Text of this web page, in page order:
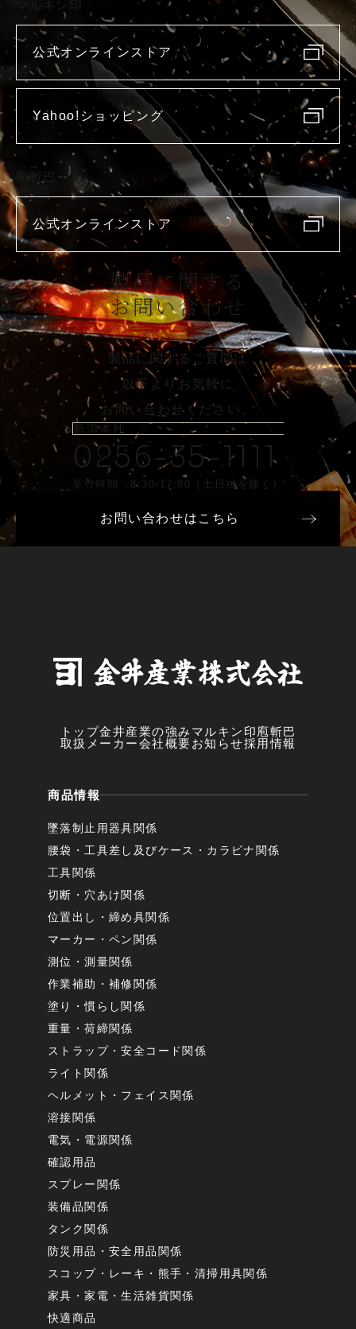
マルキン印
公式オンラインストア
Yahoo!ショッピング
庖斬巴
公式オンラインストア
製品に関する
お問い合わせ
製品に関するご質問は
以下よりお気軽に
お問い合わせください。
新潟本社
0256-35-1111
受付時間 8:30-17:30（土日祝を除く）
お問い合わせはこちら
トップ金井産業の強み マルキン印 庖斬巴
取扱メーカー会社概要お知らせ採用情報
商品情報
墜落制止用器具関係
腰袋・工具差し及びケース・カラビナ関係
工具関係
切断・穴あけ関係
位置出し・締め具関係
マーカー・ペン関係
測位・測量関係
作業補助・補修関係
塗り・慣らし関係
重量・荷締関係
ストラップ・安全コード関係
ライト関係
ヘルメット・フェイス関係
溶接関係
電気・電源関係
確認用品
スプレー関係
装備品関係
タンク関係
防災用品・安全用品関係
スコップ・レーキ・熊手・清掃用具関係
家具・家電・生活雑貨関係
快適商品